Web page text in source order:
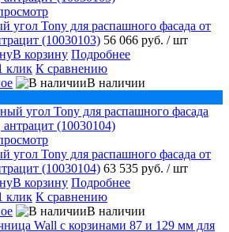
угол Tony для распашного фасада от
(10030103) 56 066 руб. / шт
В корзину Подробнее
клик К сравнению
В наличии
угол Tony для распашного фасада от
(10030104) 63 535 руб. / шт
В корзину Подробнее
клик К сравнению
В наличии